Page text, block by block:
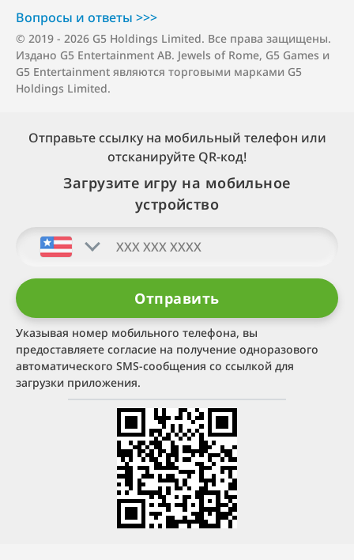
Вопросы и о⁠т⁠в⁠е⁠т⁠ы >⁠>⁠>
© 2019 - 2026 G5 Holdings Limited. Все права защищены.
Издано G5 Entertainment AB. Jewels of Rome, G5 Games и
G5 Entertainment являются торговыми марками G5
Holdings Limited.
Отправьте ссылку на мобильный телефон или
отсканируйте QR-код!
Загрузите игру на мобильное
устройство
Указывая номер мобильного телефона, вы
предоставляете согласие на получение одноразового
автоматического SMS-сообщения со ссылкой для
загрузки приложения.